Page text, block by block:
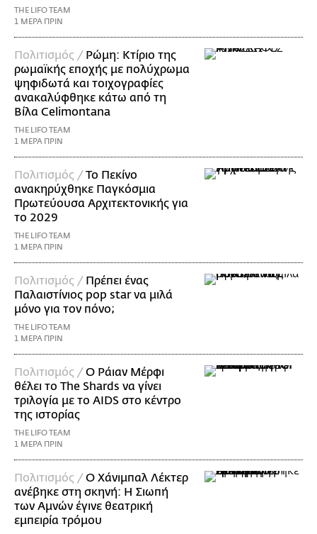
THE LIFO TEAM
1 ΜΕΡΑ ΠΡΙΝ
Πολιτισμός / Ρώμη: Κτίριο της
ρωμαϊκής εποχής με πολύχρωμα
ψηφιδωτά και τοιχογραφίες
ανακαλύφθηκε κάτω από τη
Βίλα Celimontana
THE LIFO TEAM
1 ΜΕΡΑ ΠΡΙΝ
Πολιτισμός / Το Πεκίνο
ανακηρύχθηκε Παγκόσμια
Πρωτεύουσα Αρχιτεκτονικής για
το 2029
THE LIFO TEAM
1 ΜΕΡΑ ΠΡΙΝ
Πολιτισμός / Πρέπει ένας
Παλαιστίνιος pop star να μιλά
μόνο για τον πόνο;
THE LIFO TEAM
1 ΜΕΡΑ ΠΡΙΝ
Πολιτισμός / Ο Ράιαν Μέρφι
θέλει το The Shards να γίνει
τριλογία με το AIDS στο κέντρο
της ιστορίας
THE LIFO TEAM
1 ΜΕΡΑ ΠΡΙΝ
Πολιτισμός / Ο Χάνιμπαλ Λέκτερ
ανέβηκε στη σκηνή: Η Σιωπή
των Αμνών έγινε θεατρική
εμπειρία τρόμου